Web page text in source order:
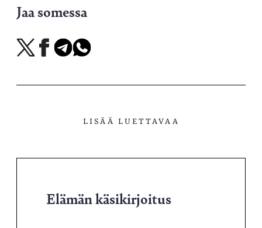
Jaa somessa
Jaa
X-
Jaa
Facebookissa
Jaa
Telegramissa
Jaa
WhatsAppissa
LISÄÄ LUETTAVAA
Elämän käsikirjoitus